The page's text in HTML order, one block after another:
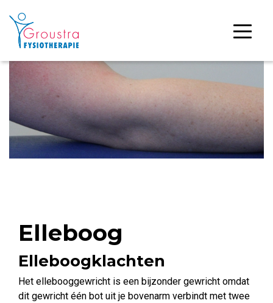
Elleboog
Elleboogklachten
Het ellebooggewricht is een bijzonder gewricht omdat
dit gewricht één bot uit je bovenarm verbindt met twee